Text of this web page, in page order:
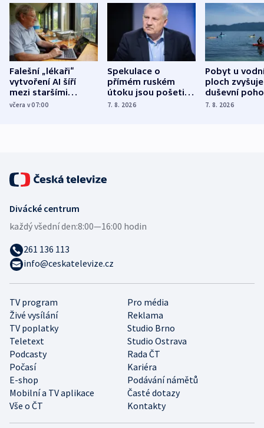
Falešní „lékaři“
vytvoření AI šíří
mezi staršími
Poláky nebezpečné
včera v 07:00
Spekulace o
přímém ruském
útoku jsou pošetilé,
míní estonský
7. 8. 2026
Pobyt u
ploch zvyšuje
duševní
ukázala
7. 8. 2026
TV program
Pro média
Živé vysílání
Reklama
TV poplatky
Studio Brno
Teletext
Studio Ostrava
Podcasty
Rada ČT
Počasí
Kariéra
E-shop
Podávání námětů
Mobilní a TV aplikace
Časté dotazy
Vše o ČT
Kontakty
Divácké centrum
každý všední den:8:00—16:00 hodin
261 136 113
info@ceskatelevize.cz